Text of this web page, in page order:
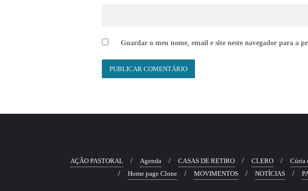
Guardar o meu nome, email e site neste navegador para a
AÇÃO PASTORAL Agenda CASAS DE RETIRO CLERO Cúria
Home page Clone
MOVIMENTOS NOTÍCIAS